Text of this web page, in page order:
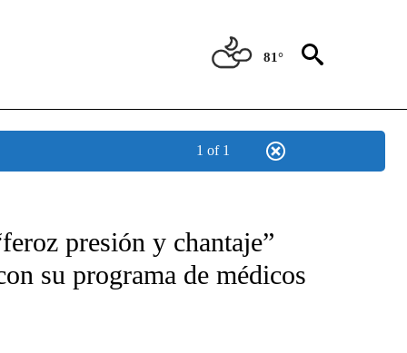
81°
1 of 1
ABOUT NEW PAGES ON "CNN - SPANISH".
presión y chantaje”
su programa de médicos